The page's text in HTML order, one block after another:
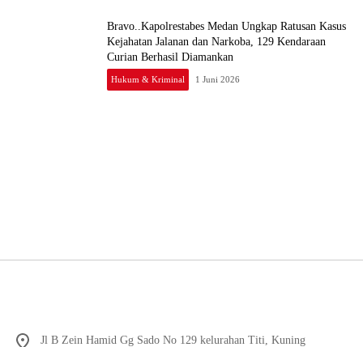
Bravo..Kapolrestabes Medan Ungkap Ratusan Kasus
Kejahatan Jalanan dan Narkoba, 129 Kendaraan
Curian Berhasil Diamankan
Hukum & Kriminal 1 Juni 2026
Jl B Zein Hamid Gg Sado No 129 kelurahan Titi, Kuning